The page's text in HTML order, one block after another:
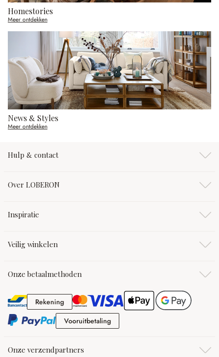
Homestories
Meer ontdekken
News & Styles
Meer ontdekken
Hulp & contact
Over LOBERON
Inspiratie
Veilig winkelen
Onze betaalmethoden
RekeningRekening
VooruitbetalingVooruitbetaling
Onze verzendpartners